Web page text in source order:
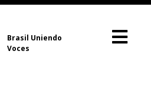
Brasil Uniendo
Voces